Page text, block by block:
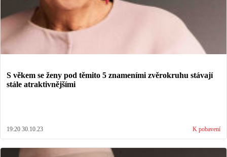
S věkem se ženy pod těmito 5 znameními zvěrokruhu stávají
stále atraktivnějšími
19:20 30.10.23 K pobavení